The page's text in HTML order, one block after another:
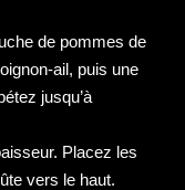
de pommes de
ail, puis une
jusqu’à
Placez les
vers le haut.